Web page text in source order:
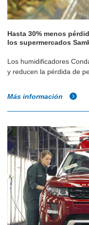
Hasta 30% menos
los supermercados
Los humidificadores
y reducen la pérdida de
Más información